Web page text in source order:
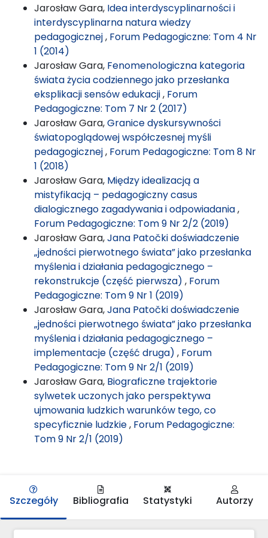
Jarosław Gara, Idea interdyscyplinarności i
interdyscyplinarna natura wiedzy
pedagogicznej, Forum Pedagogiczne: Tom 4 Nr
1 (2014)
Jarosław Gara, Fenomenologiczna kategoria
świata życia codziennego jako przesłanka
eksplikacji sensów edukacji, Forum
Pedagogiczne: Tom 7 Nr 2 (2017)
Jarosław Gara,Granice dyskursywności
światopoglądowej współczesnej myśli
pedagogicznej, Forum Pedagogiczne: Tom 8 Nr
1 (2018)
Jarosław Gara, Między idealizacją a
mistyfikacją – pedagogiczny casus
dialogicznego zagadywania i odpowiadania,
Forum Pedagogiczne: Tom 9 Nr 2/2 (2019)
Jarosław Gara,Jana Patočki doświadczenie
„jedności pierwotnego świata” jako przesłanka
myślenia i działania pedagogicznego –
rekonstrukcje (część pierwsza) , Forum
Pedagogiczne: Tom 9 Nr 1 (2019)
Jarosław Gara,Jana Patočki doświadczenie
„jedności pierwotnego świata” jako przesłanka
myślenia i działania pedagogicznego –
implementacje (część druga) , Forum
Pedagogiczne: Tom 9 Nr 2/1 (2019)
Jarosław Gara, Biograficzne trajektorie
sylwetek uczonych jako perspektywa
ujmowania ludzkich warunków tego, co
specyficznie ludzkie, Forum Pedagogiczne:
Tom 9 Nr 2/1 (2019)
Szczegóły Bibliografia Statystyki Autorzy